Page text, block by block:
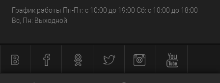
График работы Пн-Пт: с 10:00 до 19:00 Сб: с 10:00 до 18:00
Вс, Пн: Выходной